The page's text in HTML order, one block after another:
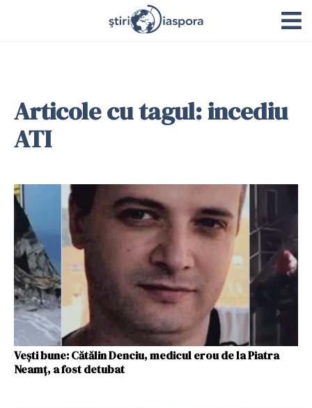
Articole cu tagul: incediu
ATI
Vești bune: Cătălin Denciu, medicul erou de la Piatra
Neamț, a fost detubat